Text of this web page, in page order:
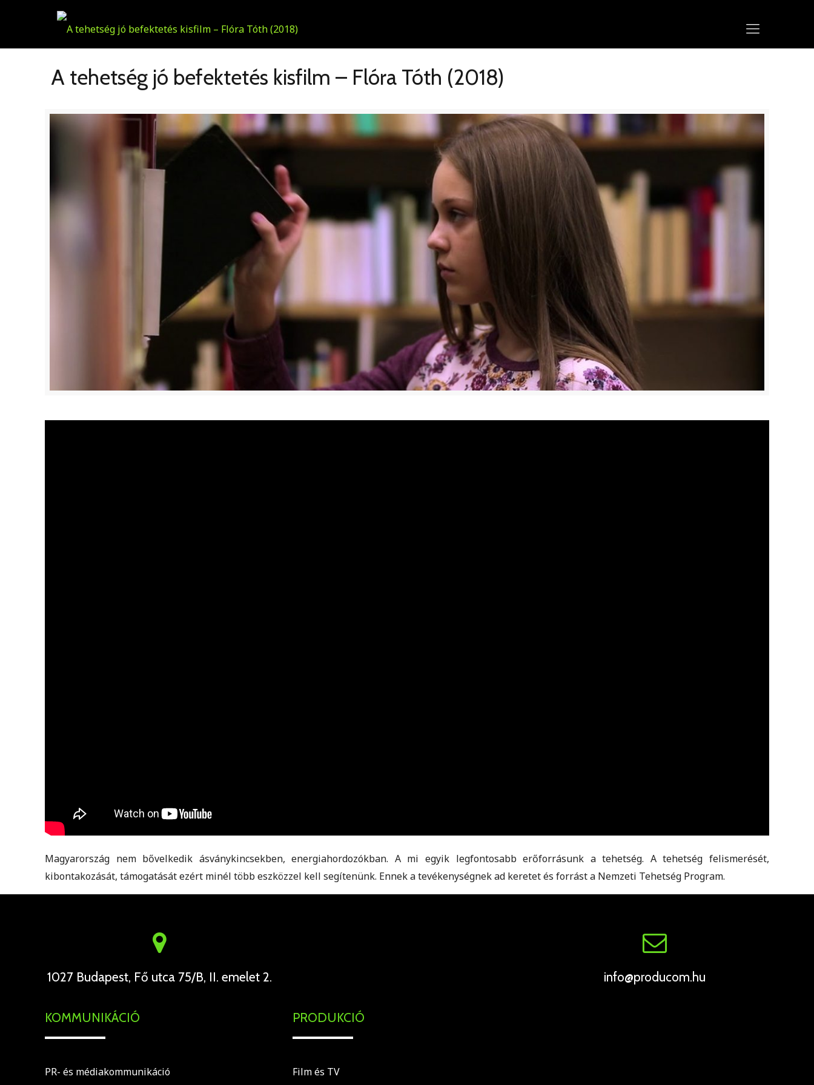
A tehetség jó befektetés kisfilm – Flóra Tóth (2018)
Magyarország nem bővelkedik ásványkincsekben, energiahordozókban. A mi egyik legfontosabb erőforrásunk a tehetség. A tehetség felismerését,
kibontakozását, támogatását ezért minél több eszközzel kell segítenünk. Ennek a tevékenységnek ad keretet és forrást a Nemzeti Tehetség Program.
1027 Budapest, Fő utca 75/B, II. emelet 2. info@producom.hu
KOMMUNIKÁCIÓ
PR- és médiakommunikáció
PRODUKCIÓ
Film és TV